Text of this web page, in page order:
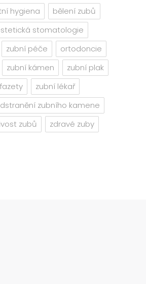
hygiena
bělení zubů
stomatologie
zubní péče
ortodoncie
zubní kámen
zubní plak
zubní lékař
zubního kamene
zubů
zdravé zuby